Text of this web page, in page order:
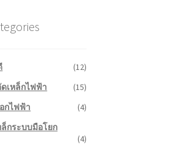
(12)
เหล็กไฟฟ้า
(15)
กไฟฟ้า
(4)
ล็กระบบมือโยก
(4)